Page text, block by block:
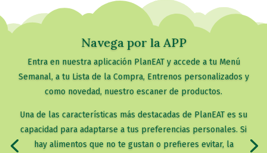
Navega por la APP
Entra en nuestra aplicación PlanEAT y accede a tu Menú
Semanal, a tu Lista de la Compra, Entrenos personalizados y
como novedad, nuestro escaner de productos.
Una de las características más destacadas de PlanEAT es su
capacidad para adaptarse a tus preferencias personales. Si
hay alimentos que no te gustan o prefieres evitar, la